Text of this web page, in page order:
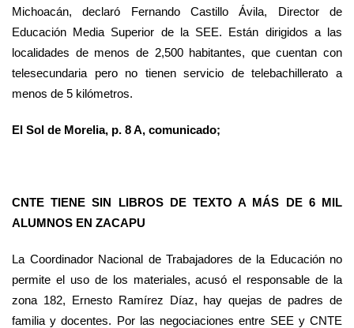
Michoacán, declaró Fernando Castillo Ávila, Director de
Educación Media Superior de la SEE. Están dirigidos a las
localidades de menos de 2,500 habitantes, que cuentan con
telesecundaria pero no tienen servicio de telebachillerato a
menos de 5 kilómetros.
El Sol de Morelia, p. 8 A, comunicado;
CNTE TIENE SIN LIBROS DE TEXTO A MÁS DE 6 MIL
ALUMNOS EN ZACAPU
La Coordinador Nacional de Trabajadores de la Educación no
permite el uso de los materiales, acusó el responsable de la
zona 182, Ernesto Ramírez Díaz, hay quejas de padres de
familia y docentes. Por las negociaciones entre SEE y CNTE